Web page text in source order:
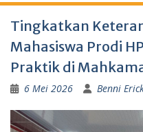
Tingkatkan
Mahasiswa Prodi
Praktik di
6 Mei 2026 Benni